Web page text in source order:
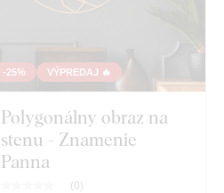
-25% VÝPREDAJ 🔥
Polygonálny obraz na
stenu - Znamenie
Panna
( 0)